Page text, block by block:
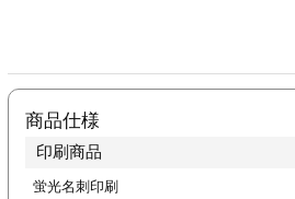
フォルダー
ファイル印刷
名刺印刷
印刷
ムカード印刷
商品仕様
印刷商品
蛍光名刺印刷